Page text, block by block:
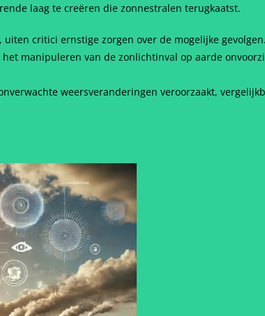
laag te creëren die zonnestralen terugkaatst.
critici ernstige zorgen over de mogelijke gevolgen.
manipuleren van de zonlichtinval op aarde
weersveranderingen veroorzaakt,